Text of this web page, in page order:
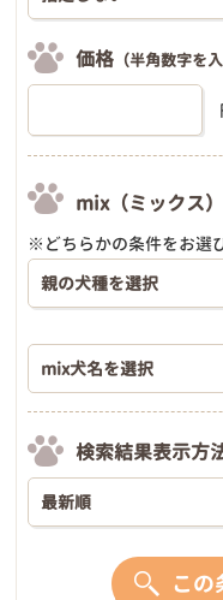
価格 （半角数字を
mix（ミックス
※どちらかの条件をお選
検索結果表示方
この